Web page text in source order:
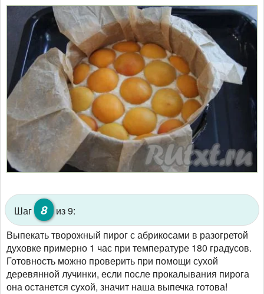
Шаг 8
из 9:
Выпекать творожный пирог с абрикосами в разогретой
духовке примерно 1 час при температуре 180 градусов.
Готовность можно проверить при помощи сухой
деревянной лучинки, если после прокалывания пирога
она останется сухой, значит наша выпечка готова!